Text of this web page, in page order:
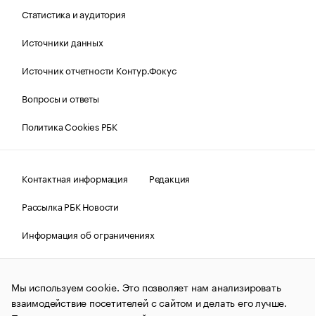
Статистика и аудитория
Источники данных
Источник отчетности Контур.Фокус
Вопросы и ответы
Политика Cookies РБК
Контактная информация
Редакция
Рассылка РБК Новости
Информация об ограничениях
Правовая информация
О соблюдении авторских прав
© АО «РОСБИЗНЕСКОНСАЛТИНГ»,1995–2026.Сообщения
и материалы информационного агентства «РБК»
(зарегистрировано Федеральной службой по надзору в сфере
Мы используем cookie. Это позволяет нам анализировать
взаимодействие посетителей с сайтом и делать его лучше.